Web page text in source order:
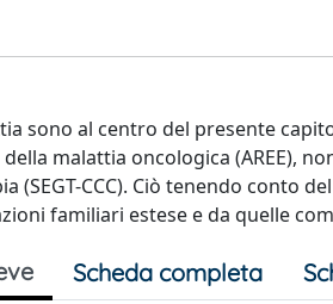
sono al centro del presente
malattia oncologica (AREE),
(SEGT-CCC). Ciò tenendo conto
familiari estese e da quelle
Scheda completa